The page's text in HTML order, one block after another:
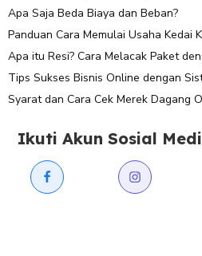
Apa Saja Beda Biaya dan Beban?
Panduan Cara Memulai Usaha Kedai
Apa itu Resi? Cara Melacak Paket
Tips Sukses Bisnis Online dengan
Syarat dan Cara Cek Merek Dagang
Ikuti Akun Sosial